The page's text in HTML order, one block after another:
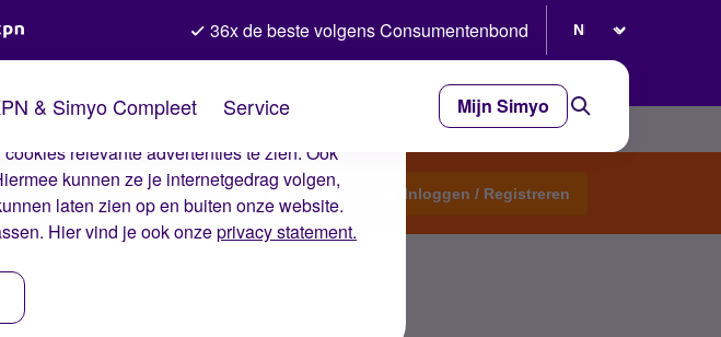
zorgen wij ervoor dat je ervaring op de
relevante advertenties te zien. Ook
kunnen ze je internetgedrag volgen,
laten zien op en buiten onze website.
Hier vind je ook onzeprivacy statement.
36x de beste volgens Consumentenbond
& Simyo Compleet Service Mijn Simyo
Start een topic Inloggen / Registreren